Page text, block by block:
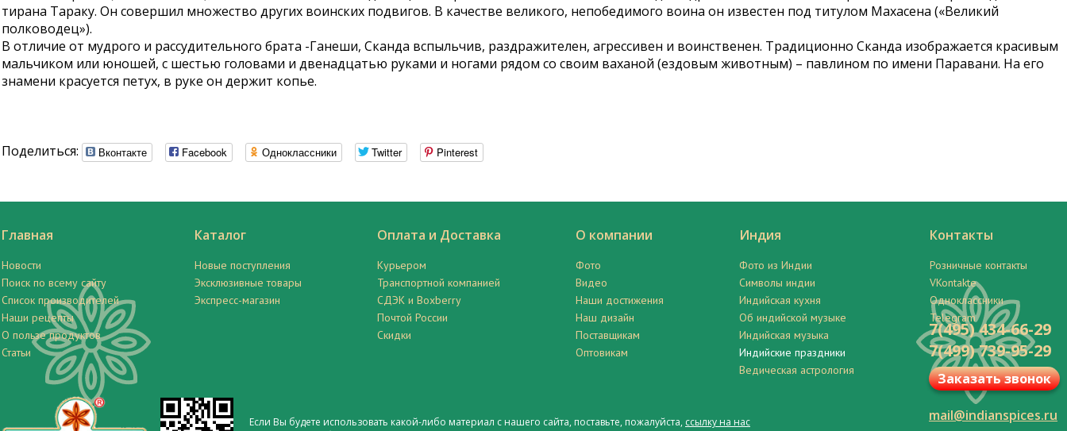
тирана Тараку. Он совершил множество других воинских подвигов. В качестве великого, непобедимого воина он известен под титулом Махасена («Великий
полководец»).
В отличие от мудрого и рассудительного брата -Ганеши, Сканда вспыльчив, раздражителен, агрессивен и воинственен. Традиционно Сканда изображается красивым
мальчиком или юношей, с шестью головами и двенадцатью руками и ногами рядом со своим ваханой (ездовым животным) – павлином по имени Паравани. На его
знамени красуется петух, в руке он держит копье.
Поделиться: Вконтакте Facebook Одноклассники Twitter Pinterest
Главная
Новости
Поиск по всему сайту
Список производителей
Наши рецепты
О пользе продуктов
Статьи
Каталог
Новые поступления
Эксклюзивные товары
Экспресс-магазин
Оплата и Доставка
Курьером
Транспортной компанией
СДЭК и Boxberry
Почтой России
Скидки
О компании
Фото
Видео
Наши достижения
Наш дизайн
Поставщикам
Оптовикам
Индия
Фото из Индии
Символы индии
Индийская кухня
Об индийской музыке
Индийская музыка
Индийские праздники
Ведическая астрология
Контакты
Розничные контакты
VKontakte
Одноклассники
Telegram
Если Вы будете использовать какой-либо материал с нашего сайта, поставьте, пожалуйста, ссылку на нас
7(495) 434-66-29
7(499) 739-95-29
Заказать звонок
mail@indianspices.ru